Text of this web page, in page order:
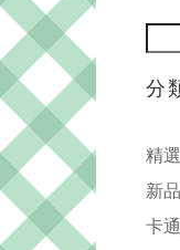
分
精
新
卡